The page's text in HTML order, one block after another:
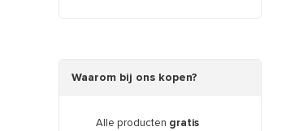
Waarom bij ons kopen?
Alle producten gratis